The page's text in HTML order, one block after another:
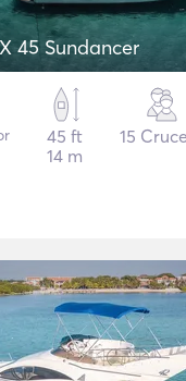
45 Sundancer
45 ft
14 m
15